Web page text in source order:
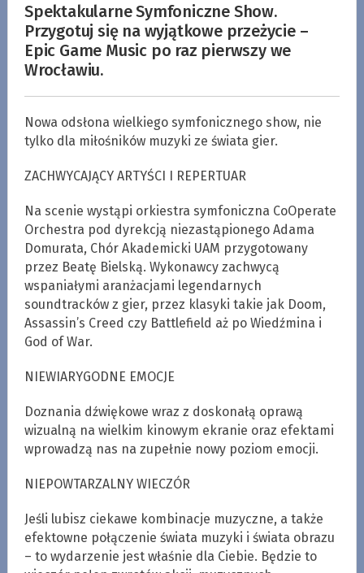
Spektakularne Symfoniczne Show.
Przygotuj się na wyjątkowe przeżycie –
Epic Game Music po raz pierwszy we
Wrocławiu.
Nowa odsłona wielkiego symfonicznego show, nie
tylko dla miłośników muzyki ze świata gier.
ZACHWYCAJĄCY ARTYŚCI I REPERTUAR
Na scenie wystąpi orkiestra symfoniczna CoOperate
Orchestra pod dyrekcją niezastąpionego Adama
Domurata, Chór Akademicki UAM przygotowany
przez Beatę Bielską. Wykonawcy zachwycą
wspaniałymi aranżacjami legendarnych
soundtracków z gier, przez klasyki takie jak Doom,
Assassin’s Creed czy Battlefield aż po Wiedźmina i
God of War.
NIEWIARYGODNE EMOCJE
Doznania dźwiękowe wraz z doskonałą oprawą
wizualną na wielkim kinowym ekranie oraz efektami
wprowadzą nas na zupełnie nowy poziom emocji.
NIEPOWTARZALNY WIECZÓR
Jeśli lubisz ciekawe kombinacje muzyczne, a także
efektowne połączenie świata muzyki i świata obrazu
– to wydarzenie jest właśnie dla Ciebie. Będzie to